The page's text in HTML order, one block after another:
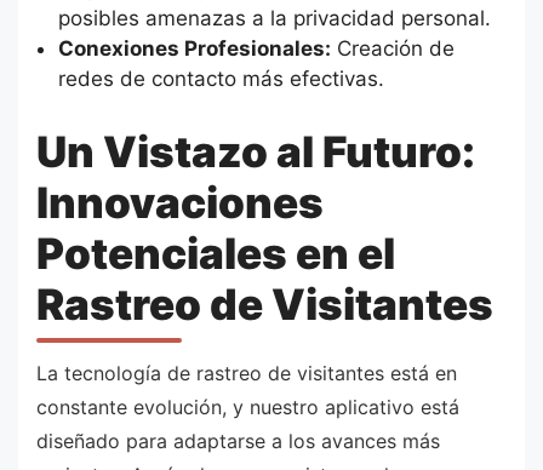
posibles amenazas a la privacidad personal.
Conexiones Profesionales: Creación de
redes de contacto más efectivas.
Un Vistazo al Futuro:
Innovaciones
Potenciales en el
Rastreo de Visitantes
La tecnología de rastreo de visitantes está en
constante evolución, y nuestro aplicativo está
diseñado para adaptarse a los avances más